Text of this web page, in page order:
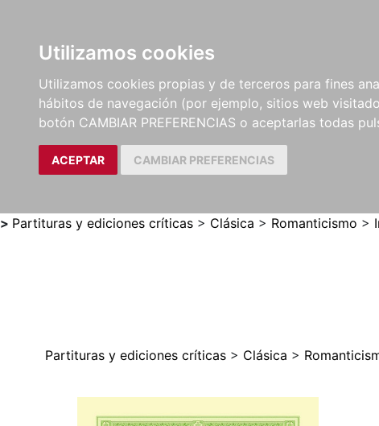
Utilizamos cookies
Utilizamos cookies propias y de terceros para fines
hábitos de navegación (por ejemplo, sitios web
botón CAMBIAR PREFERENCIAS o aceptarlas todas
ACEPTAR CAMBIAR PREFERENCIAS
LIBROS
MÉTODOS Y
EJERCICIOS
PARTITURAS Y EDICIONES
CRÍTICAS
> Partituras y ediciones críticas > Clásica > Romanticismo >
Partituras y ediciones críticas > Clásica >